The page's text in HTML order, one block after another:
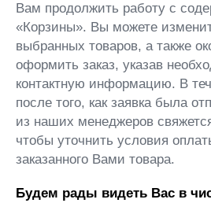
Вам продолжить работу с
«Корзины». Вы можете
выбранных товаров, а также
оформить заказ, указав
контактную информацию. В
после того, как заявка была
из наших менеджеров
чтобы уточнить условия
заказанного Вами товара.
Будем рады видеть Вас в